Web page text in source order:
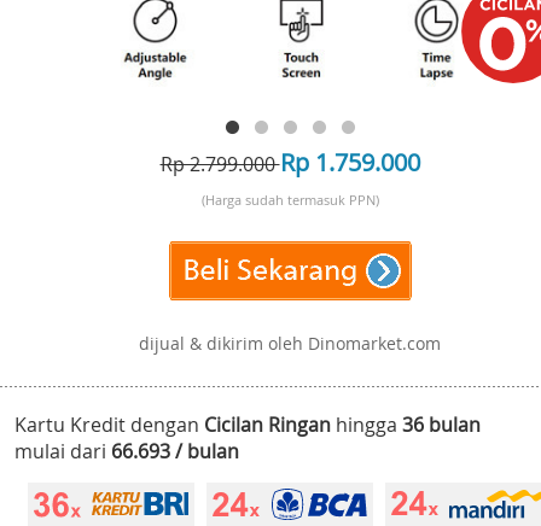
Rp 2.799.000Rp 1.759.000
(Harga sudah termasuk PPN)
dijual & dikirim oleh Dinomarket.com
Kartu Kredit dengan Cicilan Ringan hingga 36 bulan
mulai dari 66.693 / bulan